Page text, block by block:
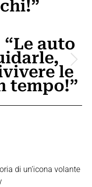
auto
le
tempo!”
di un’icona volante